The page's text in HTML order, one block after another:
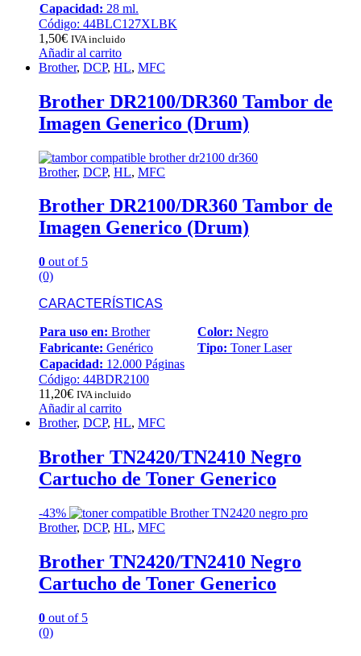
Capacidad: 28 ml.
Código: 44BLC127XLBK
1,50€ IVA incluido
Añadir al carrito
Brother, DCP, HL, MFC
Brother DR2100/DR360 Tambor de
Imagen Generico (Drum)
Brother, DCP, HL, MFC
Brother DR2100/DR360 Tambor de
Imagen Generico (Drum)
0 out of 5
(0)
CARACTERÍSTICAS
Para uso en: Brother Color: Negro
Fabricante: Genérico Tipo: Toner Laser
Capacidad: 12.000 Páginas
Código: 44BDR2100
11,20€ IVA incluido
Añadir al carrito
Brother, DCP, HL, MFC
Brother TN2420/TN2410 Negro
Cartucho de Toner Generico
-43%
Brother, DCP, HL, MFC
Brother TN2420/TN2410 Negro
Cartucho de Toner Generico
0 out of 5
(0)